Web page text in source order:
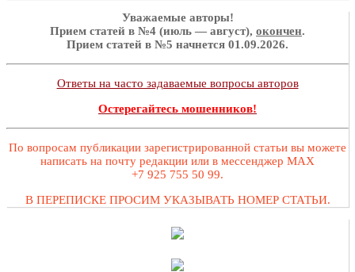
Уважаемые авторы!
Прием статей в №4 (июль — август), окончен.
Прием статей в №5 начнется 01.09.2026.
Ответы на часто задаваемые вопросы авторов
Остерегайтесь мошенников!
По вопросам публикации зарегистрированной статьи вы можете
написать на почту редакции или в мессенджер MAX
+7 925 755 50 99.
В ПЕРЕПИСКЕ ПРОСИМ УКАЗЫВАТЬ НОМЕР СТАТЬИ.